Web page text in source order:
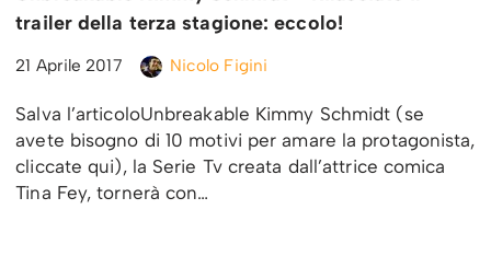
trailer della terza stagione: eccolo!
21 Aprile 2017 Nicolo Figini
Salva l’articoloUnbreakable Kimmy Schmidt (se
avete bisogno di 10 motivi per amare la protagonista,
cliccate qui), la Serie Tv creata dall’attrice comica
Tina Fey, tornerà con…